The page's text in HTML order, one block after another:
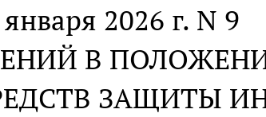
2026 г. N 9
В
ЗАЩИТЫ